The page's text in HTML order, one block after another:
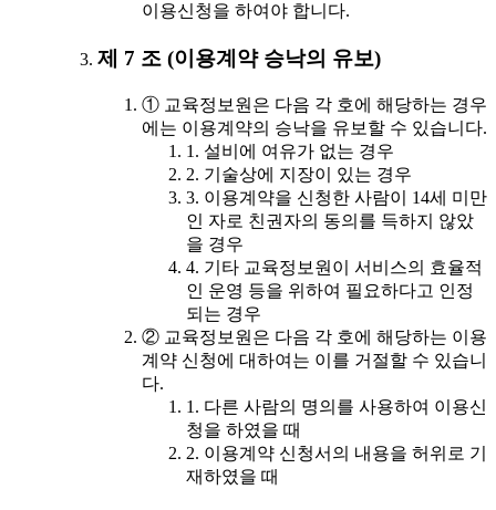
이용신청을 하여야 합니다.
제 7 조 (이용계약 승낙의 유보)
① 교육정보원은 다음 각 호에 해당하는 경우
에는 이용계약의 승낙을 유보할 수 있습니다.
1. 설비에 여유가 없는 경우
2. 기술상에 지장이 있는 경우
3. 이용계약을 신청한 사람이 14세 미만
인 자로 친권자의 동의를 득하지 않았
을 경우
4. 기타 교육정보원이 서비스의 효율적
인 운영 등을 위하여 필요하다고 인정
되는 경우
② 교육정보원은 다음 각 호에 해당하는 이용
계약 신청에 대하여는 이를 거절할 수 있습니
다.
1. 다른 사람의 명의를 사용하여 이용신
청을 하였을 때
2. 이용계약 신청서의 내용을 허위로 기
재하였을 때